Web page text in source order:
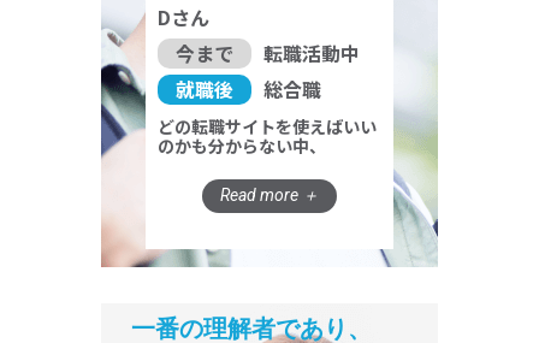
Dさん
今まで
転職活動中
就職後
総合職
どの転職サイトを使えばいい
のかも分からない中、
一番の理解者であり、